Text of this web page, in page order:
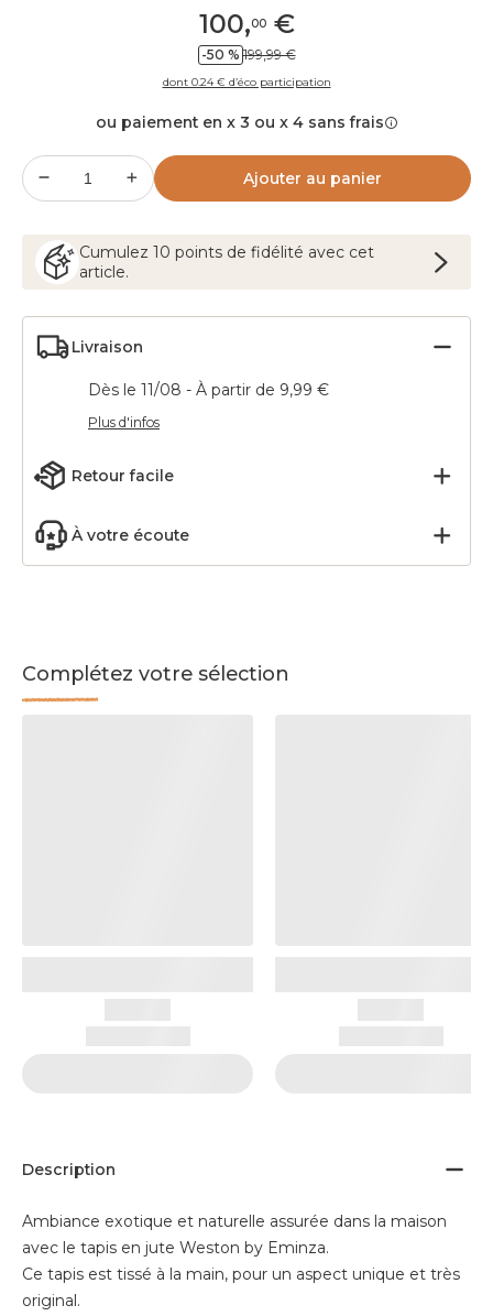
100,00€
-50 % 199,99 €
dont 0.24 € d’éco participation
ou paiement en x 3 ou x 4 sans frais
Ajouter au panier
Cumulez 10 points de fidélité avec cet
article.
Livraison
Dès le 11/08 - À partir de 9,99 €
Plus d'infos
Retour facile
À votre écoute
Complétez votre sélection
Description
Ambiance exotique et naturelle assurée dans la maison
avec le tapis en jute Weston by Eminza.
Ce tapis est tissé à la main, pour un aspect unique et très
original.